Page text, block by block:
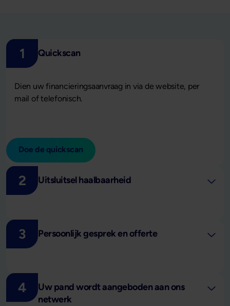
1 Quickscan
Dien uw financieringsaanvraag in via de website, per
mail of telefonisch.
Doe de quickscan
2 Uitsluitsel haalbaarheid
3 Persoonlijk gesprek en offerte
4
Uw pand wordt aangeboden aan ons
netwerk